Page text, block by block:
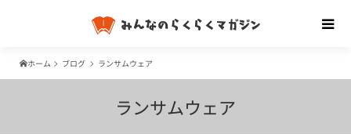
ホーム ブログ ランサムウェア
ランサムウェア